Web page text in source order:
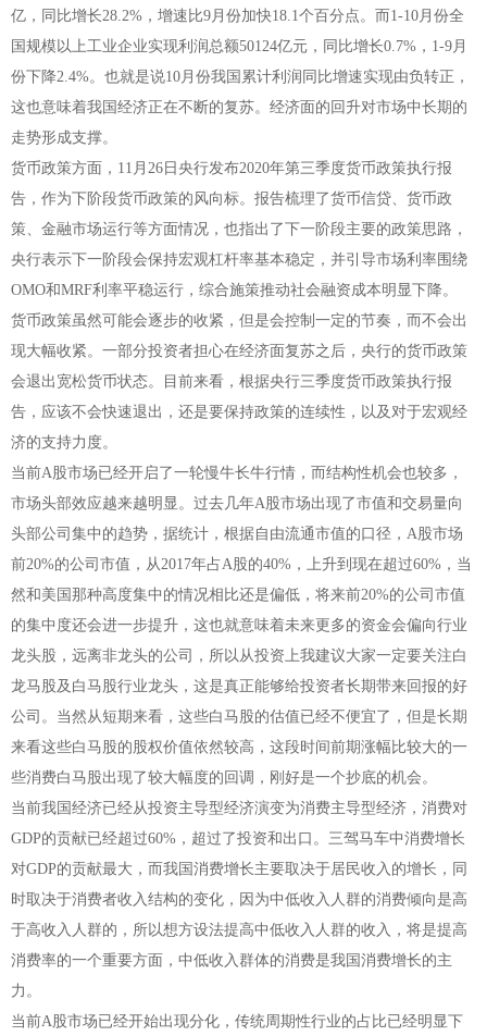
亿，同比增长28.2%，增速比9月份加快18.1个百分点。而1-10月份全
国规模以上工业企业实现利润总额50124亿元，同比增长0.7%，1-9月
份下降2.4%。也就是说10月份我国累计利润同比增速实现由负转正，
这也意味着我国经济正在不断的复苏。经济面的回升对市场中长期的
走势形成支撑。
货币政策方面，11月26日央行发布2020年第三季度货币政策执行报
告，作为下阶段货币政策的风向标。报告梳理了货币信贷、货币政
策、金融市场运行等方面情况，也指出了下一阶段主要的政策思路，
央行表示下一阶段会保持宏观杠杆率基本稳定，并引导市场利率围绕
OMO和MRF利率平稳运行，综合施策推动社会融资成本明显下降。
货币政策虽然可能会逐步的收紧，但是会控制一定的节奏，而不会出
现大幅收紧。一部分投资者担心在经济面复苏之后，央行的货币政策
会退出宽松货币状态。目前来看，根据央行三季度货币政策执行报
告，应该不会快速退出，还是要保持政策的连续性，以及对于宏观经
济的支持力度。
当前A股市场已经开启了一轮慢牛长牛行情，而结构性机会也较多，
市场头部效应越来越明显。过去几年A股市场出现了市值和交易量向
头部公司集中的趋势，据统计，根据自由流通市值的口径，A股市场
前20%的公司市值，从2017年占A股的40%，上升到现在超过60%，当
然和美国那种高度集中的情况相比还是偏低，将来前20%的公司市值
的集中度还会进一步提升，这也就意味着未来更多的资金会偏向行业
龙头股，远离非龙头的公司，所以从投资上我建议大家一定要关注白
龙马股及白马股行业龙头，这是真正能够给投资者长期带来回报的好
公司。当然从短期来看，这些白马股的估值已经不便宜了，但是长期
来看这些白马股的股权价值依然较高，这段时间前期涨幅比较大的一
些消费白马股出现了较大幅度的回调，刚好是一个抄底的机会。
当前我国经济已经从投资主导型经济演变为消费主导型经济，消费对
GDP的贡献已经超过60%，超过了投资和出口。三驾马车中消费增长
对GDP的贡献最大，而我国消费增长主要取决于居民收入的增长，同
时取决于消费者收入结构的变化，因为中低收入人群的消费倾向是高
于高收入人群的，所以想方设法提高中低收入人群的收入，将是提高
消费率的一个重要方面，中低收入群体的消费是我国消费增长的主
力。
当前A股市场已经开始出现分化，传统周期性行业的占比已经明显下